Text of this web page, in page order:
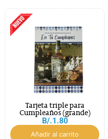
Tarjeta triple para
Cumpleaños (grande)
B/.1.80
Añadir al carrito